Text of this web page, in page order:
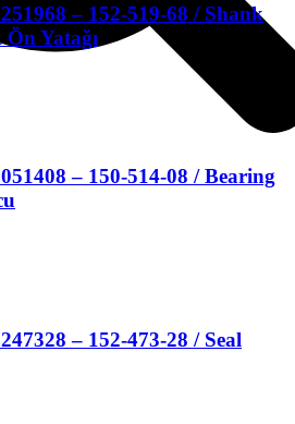
– 152-519-68 / Shank
Yatağı
– 150-514-08 / Bearing
– 152-473-28 / Seal